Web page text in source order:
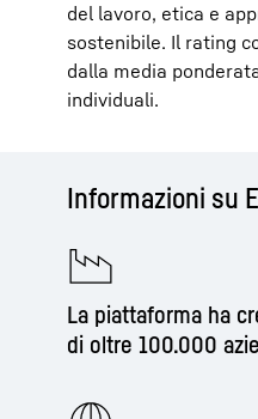
del lavoro, etica e
sostenibile. Il rating
dalla media
individuali.
Informazioni su
La piattaforma ha
di oltre 100.000